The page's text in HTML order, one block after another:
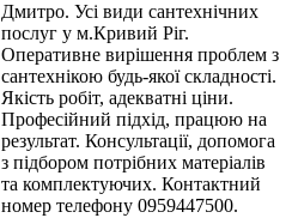
Дмитро. Усі види сантехнічних
послуг у м.Кривий Ріг.
Оперативне вирішення проблем з
сантехнікою будь-якої складності.
Якість робіт, адекватні ціни.
Професійний підхід, працюю на
результат. Консультації, допомога
з підбором потрібних матеріалів
та комплектуючих. Контактний
номер телефону 0959447500.